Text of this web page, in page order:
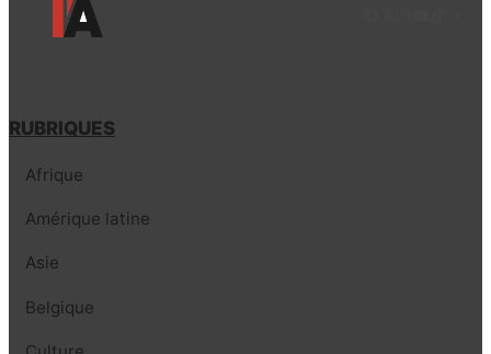
RUBRIQUES
Afrique
Amérique latine
Asie
Belgique